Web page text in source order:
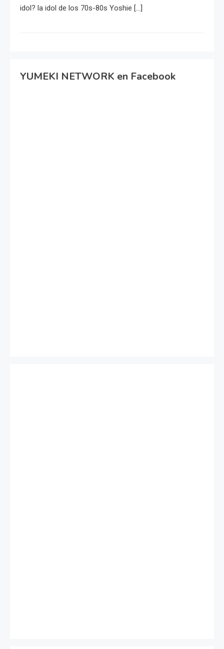
idol? la idol de los 70s-80s Yoshie […]
YUMEKI NETWORK en Facebook